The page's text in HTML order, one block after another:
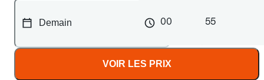
00 55
VOIR LES PRIX